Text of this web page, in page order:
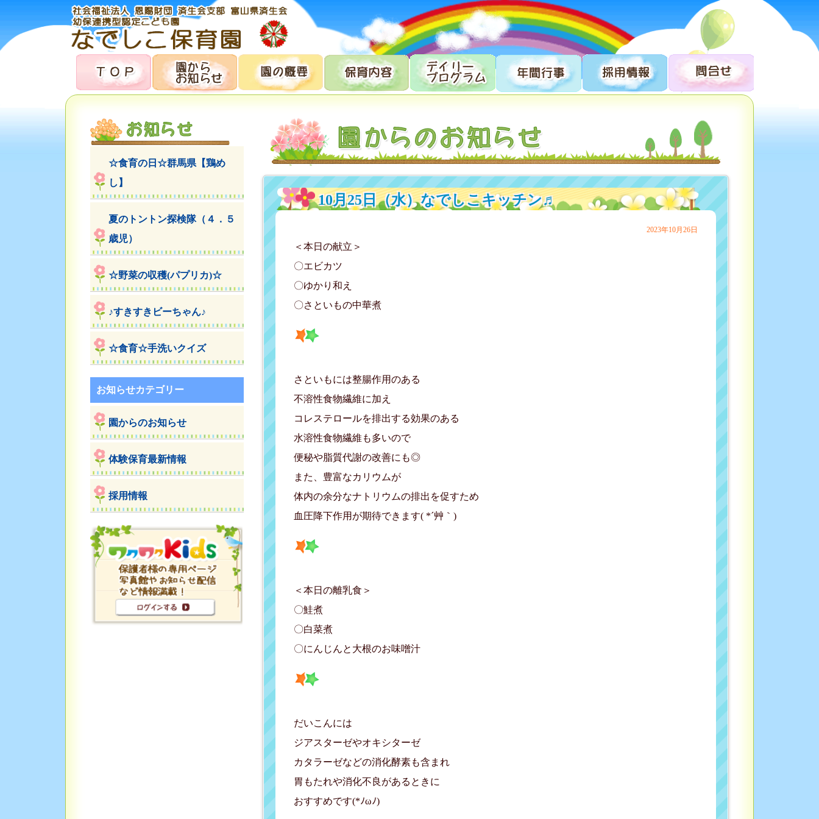
10月25日（水）なでしこキッチン♬
2023年10月26日
＜本日の献立＞
〇エビカツ
〇ゆかり和え
〇さといもの中華煮
さといもには整腸作用のある
不溶性食物繊維に加え
コレステロールを排出する効果のある
水溶性食物繊維も多いので
便秘や脂質代謝の改善にも◎
また、豊富なカリウムが
体内の余分なナトリウムの排出を促すため
血圧降下作用が期待できます( *´艸｀)
＜本日の離乳食＞
〇鮭煮
〇白菜煮
〇にんじんと大根のお味噌汁
だいこんには
ジアスターゼやオキシターゼ
カタラーゼなどの消化酵素も含まれ
胃もたれや消化不良があるときに
おすすめです(*ﾉωﾉ)
☆食育の日☆群馬県【鶏め
し】
夏のトントン探検隊（４．５
歳児）
☆野菜の収穫(パプリカ)☆
♪すきすきビーちゃん♪
☆食育☆手洗いクイズ
お知らせカテゴリー
園からのお知らせ
体験保育最新情報
採用情報